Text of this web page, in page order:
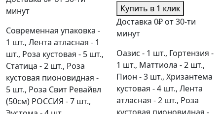
минут
Современная упаковка -
1 шт., Лента атласная - 1
шт., Роза кустовая - 5 шт.,
Статица - 2 шт., Роза
кустовая пионовидная -
5 шт., Роза Свит Ревайвл
(50см) РОССИЯ - 7 шт.,
Купить в 1 клик
Доставка 0₽ от 30-ти
минут
Оазис - 1 шт., Гортензия -
1 шт., Маттиола - 2 шт.,
Пион - 3 шт., Хризантема
кустовая - 4 шт., Лента
атласная - 2 шт., Роза